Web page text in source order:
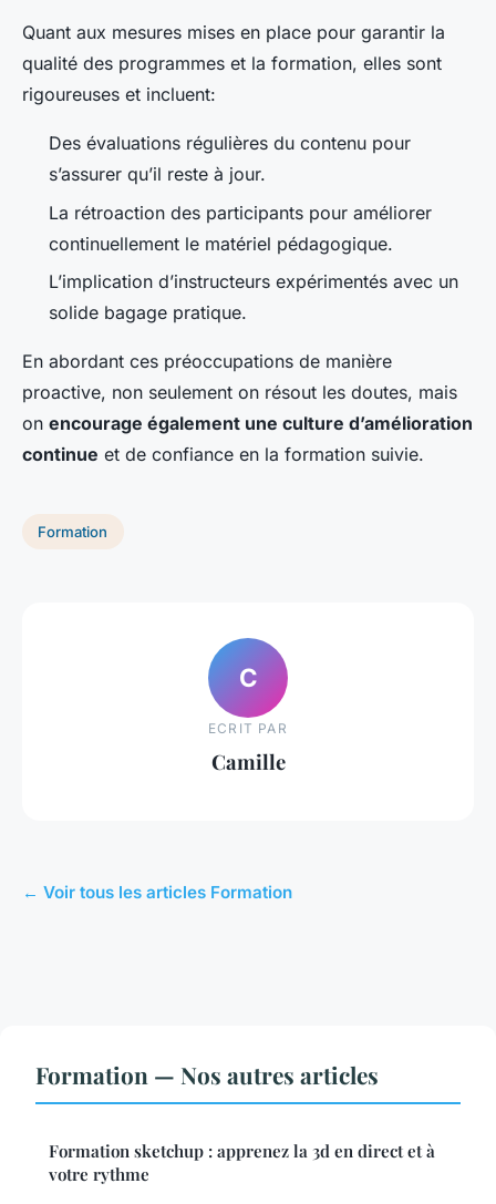
Quant aux mesures mises en place pour garantir la
qualité des programmes et la formation, elles sont
rigoureuses et incluent:
Des évaluations régulières du contenu pour
s’assurer qu’il reste à jour.
La rétroaction des participants pour améliorer
continuellement le matériel pédagogique.
L’implication d’instructeurs expérimentés avec un
solide bagage pratique.
En abordant ces préoccupations de manière
proactive, non seulement on résout les doutes, mais
on encourage également une culture d’amélioration
continue et de confiance en la formation suivie.
Formation
C
ECRIT PAR
Camille
← Voir tous les articles Formation
Formation — Nos autres articles
Formation sketchup : apprenez la 3d en direct et à
votre rythme